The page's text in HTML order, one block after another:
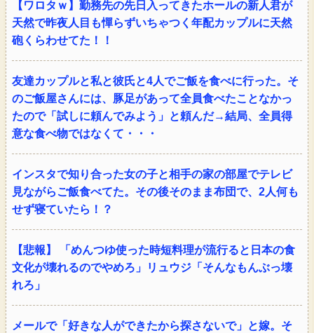
【ワロタｗ】勤務先の先日入ってきたホールの新人君が
天然で昨夜人目も憚らずいちゃつく年配カップルに天然
砲くらわせてた！！
友達カップルと私と彼氏と4人でご飯を食べに行った。そ
のご飯屋さんには、豚足があって全員食べたことなかっ
たので「試しに頼んでみよう」と頼んだ→結局、全員得
意な食べ物ではなくて・・・
インスタで知り合った女の子と相手の家の部屋でテレビ
見ながらご飯食べてた。その後そのまま布団で、2人何も
せず寝ていたら！？
【悲報】 「めんつゆ使った時短料理が流行ると日本の食
文化が壊れるのでやめろ」リュウジ「そんなもんぶっ壊
れろ」
メールで「好きな人ができたから探さないで」と嫁。そ